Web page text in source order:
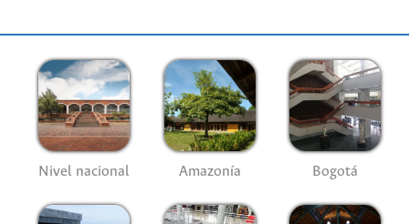
Nivel nacional Amazonía Bogotá